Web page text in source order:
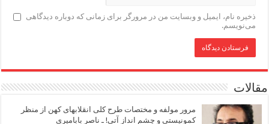
ذخیره نام، ایمیل و وبسایت من در مرورگر برای زمانی که دوباره دیدگاهی
می‌نویسم.
مقالات
مرور مولفه و مختصات طرح کلی انقلابهای کهن از منظر
کمونیستی و چشم انداز آتی! ـ ناصر بابامیری